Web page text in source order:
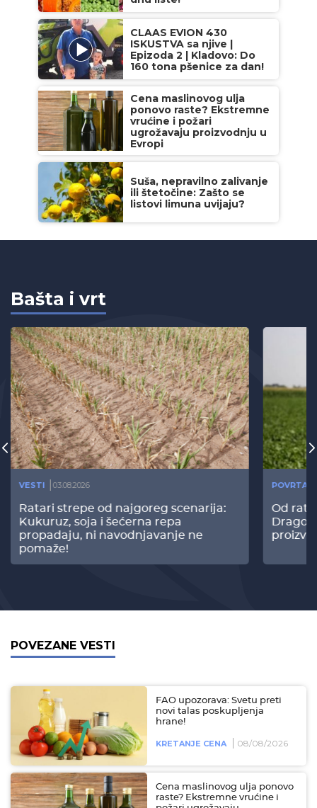
CLAAS EVION 430
ISKUSTVA sa njive |
Epizoda 2 | Kladovo: Do
160 tona pšenice za dan!
Cena maslinovog ulja
ponovo raste? Ekstremne
vrućine i požari
ugrožavaju proizvodnju u
Evropi
Suša, nepravilno zalivanje
ili štetočine: Zašto se
listovi limuna uvijaju?
Bašta i vrt
VESTI 03.08.2026
Ratari strepe od najgoreg scenarija:
Kukuruz, soja i šećerna repa
propadaju, ni navodnjavanje ne
pomaže!
Od
POVEZANE VESTI
FAO upozorava: Svetu preti
novi talas poskupljenja
hrane!
KRETANJE CENA 08/08/2026
Cena maslinovog ulja ponovo
raste? Ekstremne vrućine i